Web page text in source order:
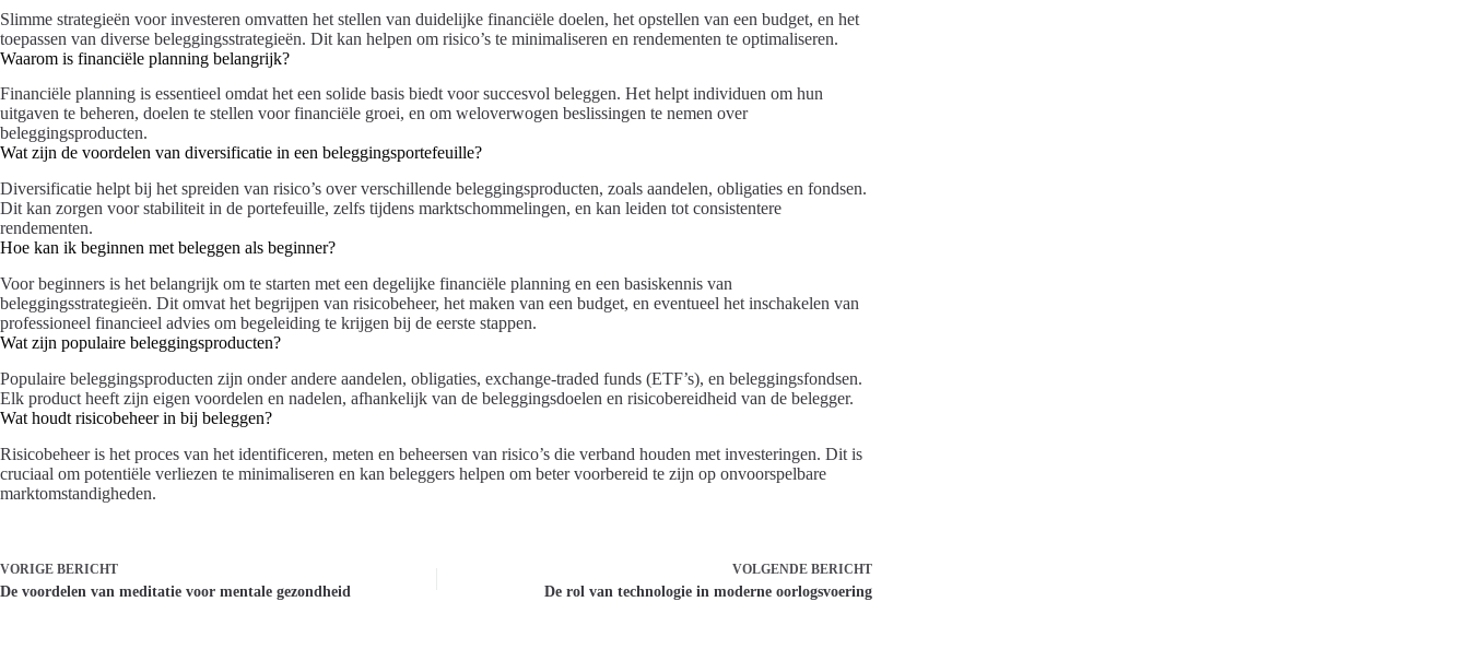
Slimme strategieën voor investeren omvatten het stellen van duidelijke financiële doelen, het opstellen van een budget, en het
toepassen van diverse beleggingsstrategieën. Dit kan helpen om risico’s te minimaliseren en rendementen te optimaliseren.
Waarom is financiële planning belangrijk?
Financiële planning is essentieel omdat het een solide basis biedt voor succesvol beleggen. Het helpt individuen om hun
uitgaven te beheren, doelen te stellen voor financiële groei, en om weloverwogen beslissingen te nemen over
beleggingsproducten.
Wat zijn de voordelen van diversificatie in een beleggingsportefeuille?
Diversificatie helpt bij het spreiden van risico’s over verschillende beleggingsproducten, zoals aandelen, obligaties en fondsen.
Dit kan zorgen voor stabiliteit in de portefeuille, zelfs tijdens marktschommelingen, en kan leiden tot consistentere
rendementen.
Hoe kan ik beginnen met beleggen als beginner?
Voor beginners is het belangrijk om te starten met een degelijke financiële planning en een basiskennis van
beleggingsstrategieën. Dit omvat het begrijpen van risicobeheer, het maken van een budget, en eventueel het inschakelen van
professioneel financieel advies om begeleiding te krijgen bij de eerste stappen.
Wat zijn populaire beleggingsproducten?
Populaire beleggingsproducten zijn onder andere aandelen, obligaties, exchange-traded funds (ETF’s), en beleggingsfondsen.
Elk product heeft zijn eigen voordelen en nadelen, afhankelijk van de beleggingsdoelen en risicobereidheid van de belegger.
Wat houdt risicobeheer in bij beleggen?
Risicobeheer is het proces van het identificeren, meten en beheersen van risico’s die verband houden met investeringen. Dit is
cruciaal om potentiële verliezen te minimaliseren en kan beleggers helpen om beter voorbereid te zijn op onvoorspelbare
marktomstandigheden.
VORIGE BERICHT
De voordelen van meditatie voor mentale gezondheid
VOLGENDEBERICHT
De rol van technologie in moderne oorlogsvoering